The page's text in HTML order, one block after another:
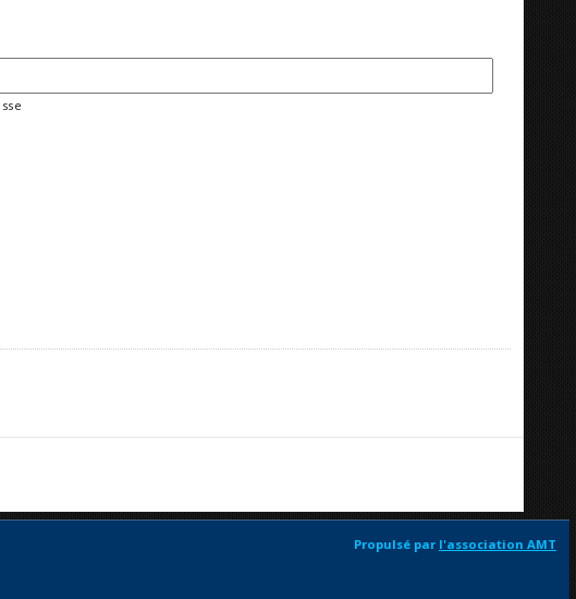
Propulsé par l'association AMT